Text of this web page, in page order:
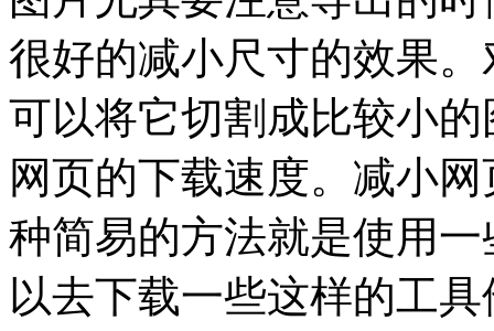
很好的减小尺寸的效果
可以将它切割成比较小
网页的下载速度。减小
种简易的方法就是使用
以去下载一些这样的工